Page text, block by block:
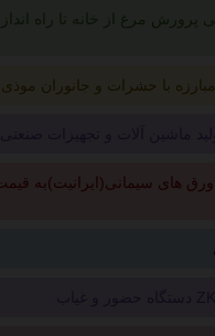
پرورش مرغ از خانه تا راه
با حشرات و جانوران موذی
های سیمانی(ایرانیت)به